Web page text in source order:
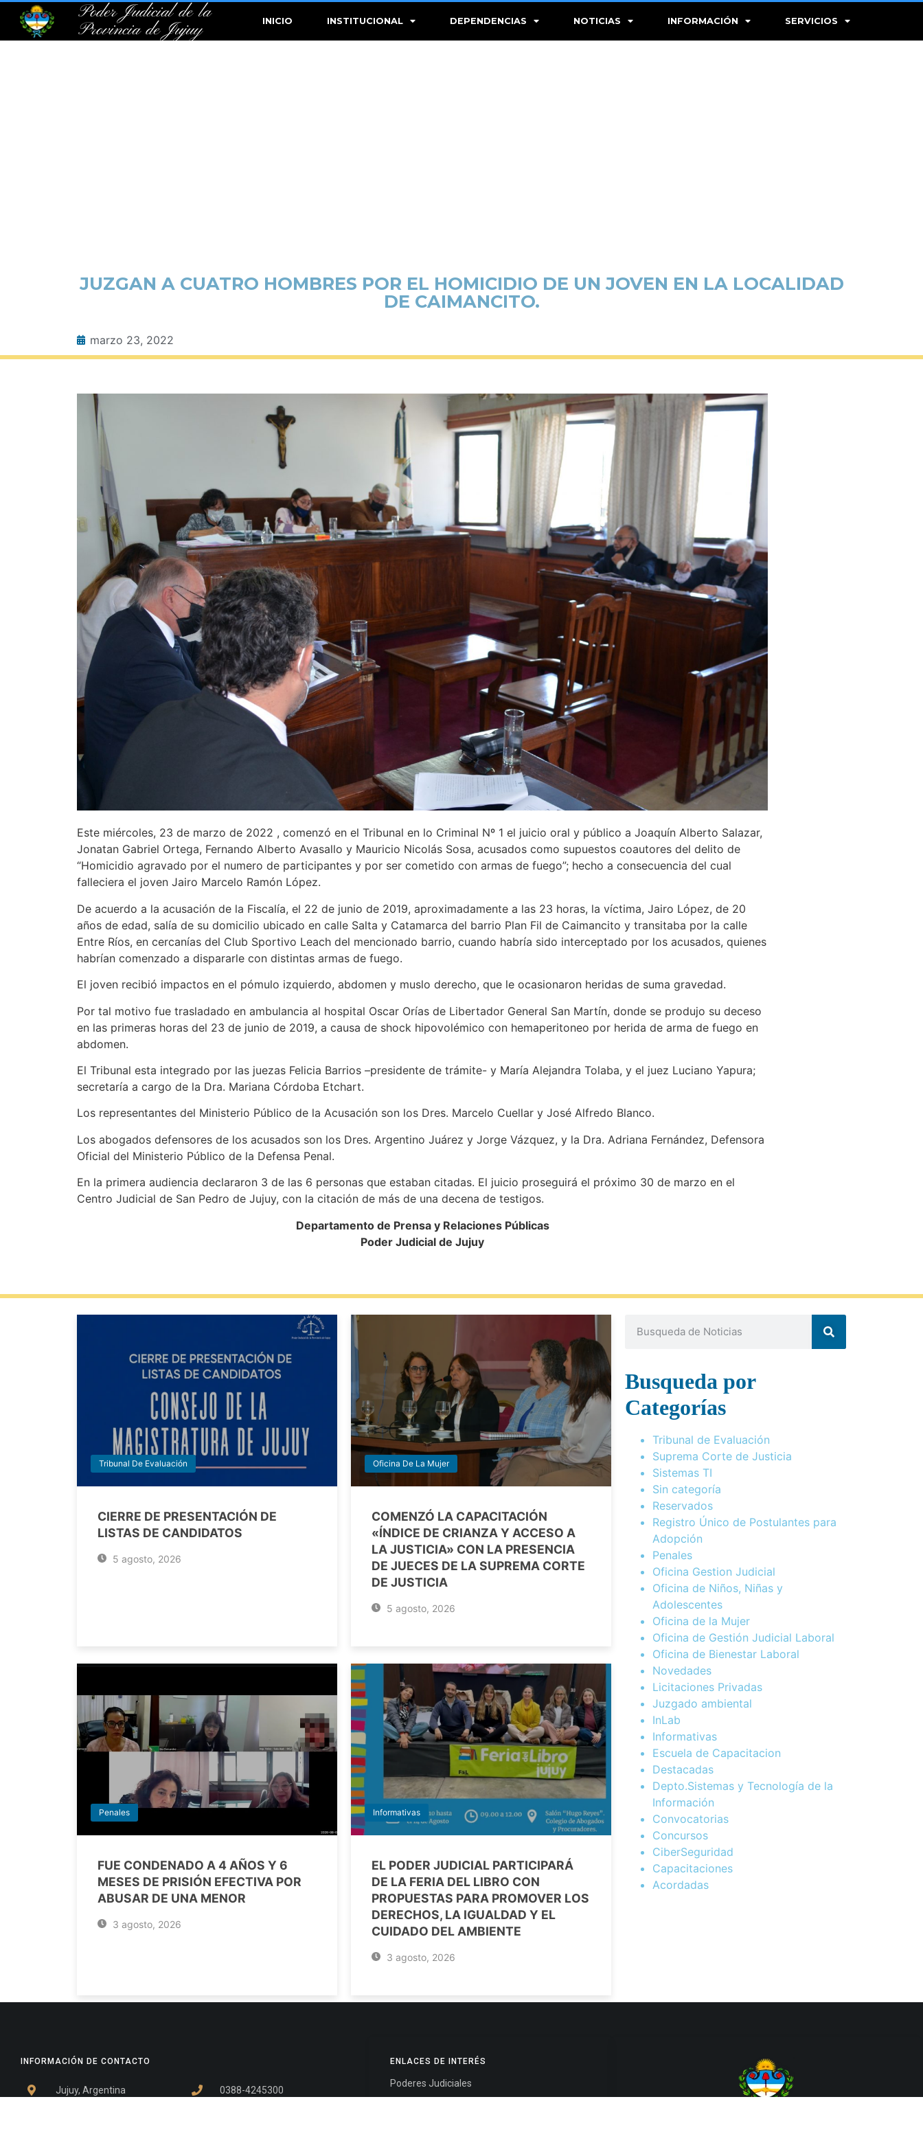
Poder Judicial de la
Provincia de Jujuy
INICIO INSTITUCIONAL DEPENDENCIAS NOTICIAS INFORMACIÓN SERVICIOS
JUZGAN A CUATRO HOMBRES POR EL HOMICIDIO DE UN JOVEN EN LA LOCALIDAD
DE CAIMANCITO.
marzo 23, 2022
Este miércoles, 23 de marzo de 2022 , comenzó en el Tribunal en lo Criminal Nº 1 el juicio oral y público a Joaquín Alberto Salazar,
Jonatan Gabriel Ortega, Fernando Alberto Avasallo y Mauricio Nicolás Sosa, acusados como supuestos coautores del delito de
“Homicidio agravado por el numero de participantes y por ser cometido con armas de fuego”; hecho a consecuencia del cual
falleciera el joven Jairo Marcelo Ramón López.
De acuerdo a la acusación de la Fiscalía, el 22 de junio de 2019, aproximadamente a las 23 horas, la víctima, Jairo López, de 20
años de edad, salía de su domicilio ubicado en calle Salta y Catamarca del barrio Plan Fil de Caimancito y transitaba por la calle
Entre Ríos, en cercanías del Club Sportivo Leach del mencionado barrio, cuando habría sido interceptado por los acusados, quienes
habrían comenzado a dispararle con distintas armas de fuego.
El joven recibió impactos en el pómulo izquierdo, abdomen y muslo derecho, que le ocasionaron heridas de suma gravedad.
Por tal motivo fue trasladado en ambulancia al hospital Oscar Orías de Libertador General San Martín, donde se produjo su deceso
en las primeras horas del 23 de junio de 2019, a causa de shock hipovolémico con hemaperitoneo por herida de arma de fuego en
abdomen.
El Tribunal esta integrado por las juezas Felicia Barrios –presidente de trámite- y María Alejandra Tolaba, y el juez Luciano Yapura;
secretaría a cargo de la Dra. Mariana Córdoba Etchart.
Los representantes del Ministerio Público de la Acusación son los Dres. Marcelo Cuellar y José Alfredo Blanco.
Los abogados defensores de los acusados son los Dres. Argentino Juárez y Jorge Vázquez, y la Dra. Adriana Fernández, Defensora
Oficial del Ministerio Público de la Defensa Penal.
En la primera audiencia declararon 3 de las 6 personas que estaban citadas. El juicio proseguirá el próximo 30 de marzo en el
Centro Judicial de San Pedro de Jujuy, con la citación de más de una decena de testigos.
Departamento de Prensa y Relaciones Públicas
Poder Judicial de Jujuy
Tribunal De Evaluación
CIERRE DE PRESENTACIÓN DE
LISTAS DE CANDIDATOS
5 agosto, 2026
Oficina De La Mujer
COMENZÓ LA CAPACITACIÓN
«ÍNDICE DE CRIANZA Y ACCESO A
LA JUSTICIA» CON LA PRESENCIA
DE JUECES DE LA SUPREMA CORTE
DE JUSTICIA
5 agosto, 2026
Penales
FUE CONDENADO A 4 AÑOS Y 6
MESES DE PRISIÓN EFECTIVA POR
ABUSAR DE UNA MENOR
3 agosto, 2026
Informativas
EL PODER JUDICIAL PARTICIPARÁ
DE LA FERIA DEL LIBRO CON
PROPUESTAS PARA PROMOVER LOS
DERECHOS, LA IGUALDAD Y EL
CUIDADO DEL AMBIENTE
3 agosto, 2026
Busqueda por
Categorías
Tribunal de Evaluación
Suprema Corte de Justicia
Sistemas TI
Sin categoría
Reservados
Registro Único de Postulantes para
Adopción
Penales
Oficina Gestion Judicial
Oficina de Niños, Niñas y
Adolescentes
Oficina de la Mujer
Oficina de Gestión Judicial Laboral
Oficina de Bienestar Laboral
Novedades
Licitaciones Privadas
Juzgado ambiental
InLab
Informativas
Escuela de Capacitacion
Destacadas
Depto.Sistemas y Tecnología de la
Información
Convocatorias
Concursos
CiberSeguridad
Capacitaciones
Acordadas
INFORMACIÓN DE CONTACTO
Jujuy, Argentina
0388-4245300
ENLACES DE INTERÉS
Poderes Judiciales